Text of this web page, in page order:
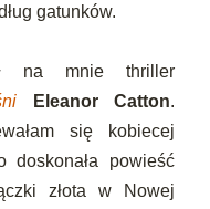
gatunków.
na mnie thriller
Eleanor Catton.
się kobiecej
doskonała powieść
złota w Nowej